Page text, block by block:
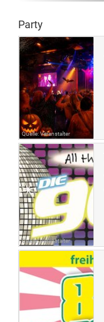
Party
Quelle: Veranstalter
Quelle: Veranstalter